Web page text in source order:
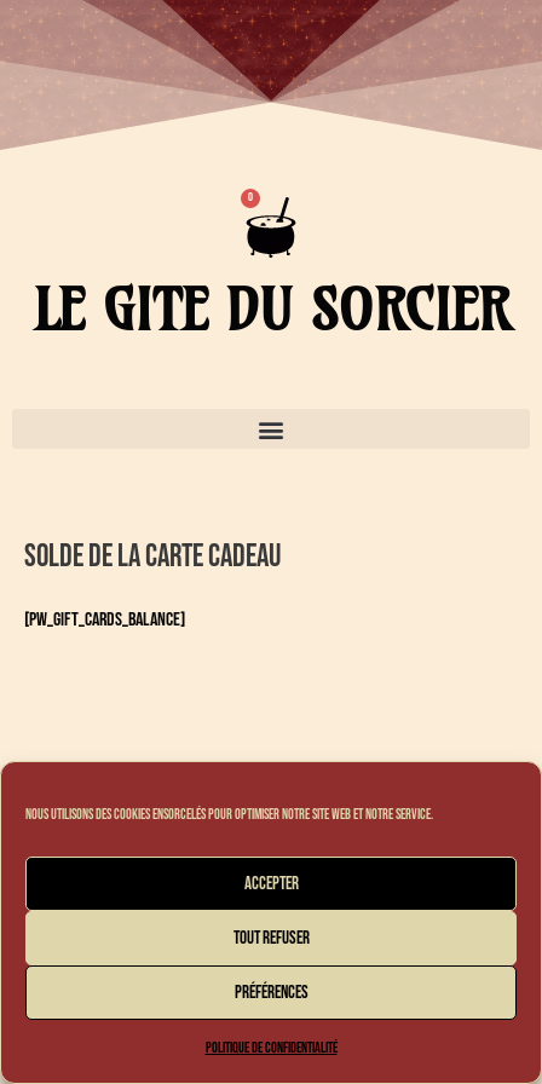
Nous utilisons des cookies ensorcelés pour optimiser notre site web et notre service.
Accepter
Tout refuser
Préférences
Politique de confidentialité
Aller
au
contenu
0
Panier
LE GITE DU SORCIER
Solde de la Carte Cadeau
[pw_gift_cards_balance]